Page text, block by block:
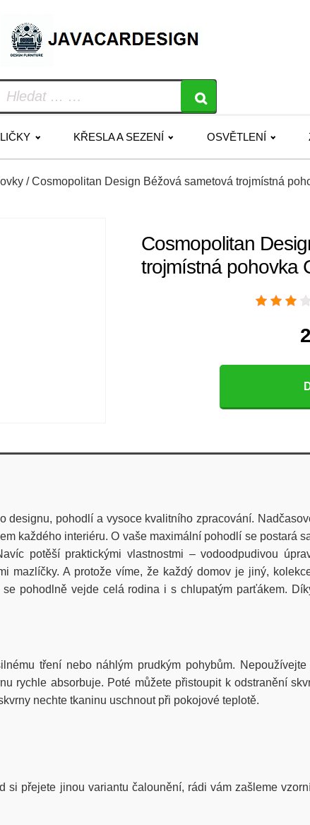
KŘESLA A SEZENÍ OSVĚTLENÍ
/ Cosmopolitan Design Béžová sametová trojmístná
Cosmopolitan
trojmístná pohovka
pohodlí a vysoce kvalitního zpracování.
každého interiéru. O vaše maximální pohodlí se postará
potěší praktickými vlastnostmi – vodoodpudivou
mazlíčky. A protože víme, že každý domov je jiný,
pohodlně vejde celá rodina i s chlupatým parťákem.
tření nebo náhlým prudkým pohybům.
rychle absorbuje. Poté můžete přistoupit k odstranění
nechte tkaninu uschnout při pokojové teplotě.
přejete jinou variantu čalounění, rádi vám zašleme